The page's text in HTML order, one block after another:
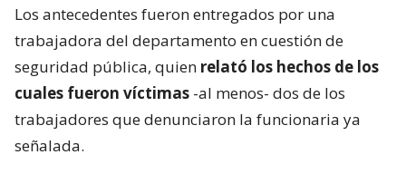
Los antecedentes fueron entregados por una
trabajadora del departamento en cuestión de
seguridad pública, quien relató los hechos de los
cuales fueron víctimas -al menos- dos de los
trabajadores que denunciaron la funcionaria ya
señalada.